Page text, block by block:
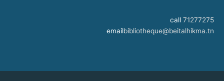
call 71277275
emailbibliotheque@beitalhikma.tn